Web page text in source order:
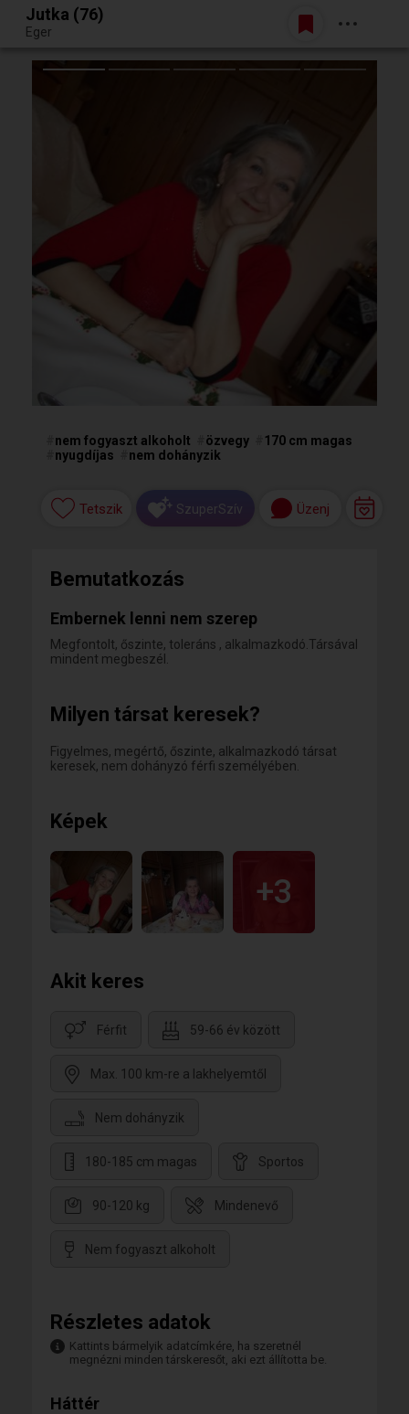
Egy jó randiból bármi lehet.
Belépés
Jutka (76)
Eger
nem fogyaszt alkoholt özvegy
170 cm magas
nyugdíjas nem dohányzik
Tetszik SzuperSzív Üzenj
Bemutatkozás
Embernek lenni nem szerep
Megfontolt, őszinte, toleráns , alkalmazkodó.Társával
mindent megbeszél.
Milyen társat keresek?
Figyelmes, megértő, őszinte, alkalmazkodó társat
keresek, nem dohányzó férfi személyében.
Képek
+3
Akit keres
Férfit 59-66 év között
Max. 100 km-re a lakhelyemtől
Nem dohányzik
180-185 cm magas Sportos
90-120 kg Mindenevő
Nem fogyaszt alkoholt
Részletes adatok
Kattints bármelyik adatcímkére, ha szeretnél
megnézni minden társkeresőt, aki ezt állította be.
Háttér